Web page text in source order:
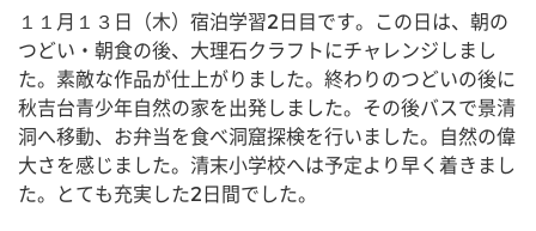
１１月１３日（木）宿泊学習2日目です。この日は、朝の
つどい・朝食の後、大理石クラフトにチャレンジしまし
た。素敵な作品が仕上がりました。終わりのつどいの後に
秋吉台青少年自然の家を出発しました。その後バスで景清
洞へ移動、お弁当を食べ洞窟探検を行いました。自然の偉
大さを感じました。清末小学校へは予定より早く着きまし
た。とても充実した2日間でした。